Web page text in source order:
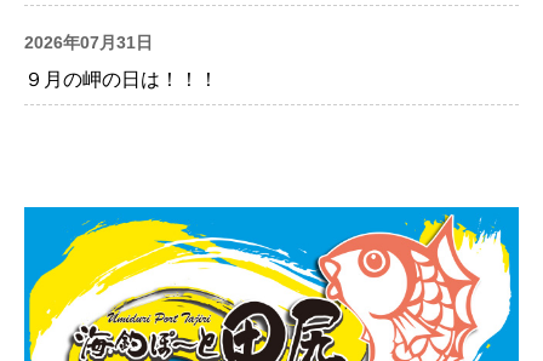
2026年07月31日
９月の岬の日は！！！